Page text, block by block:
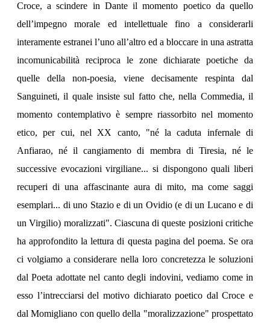
Croce, a scindere in Dante il momento poetico da quello
dell’impegno morale ed intellettuale fino a considerarli
interamente estranei l’uno all’altro ed a bloccare in una astratta
incomunicabilità reciproca le zone dichiarate poetiche da
quelle della non-poesia, viene decisamente respinta dal
Sanguineti, il quale insiste sul fatto che, nella Commedia, il
momento contemplativo è sempre riassorbito nel momento
etico, per cui, nel XX canto, "né la caduta infernale di
Anfiarao, né il cangiamento di membra di Tiresia, né le
successive evocazioni virgiliane... si dispongono quali liberi
recuperi di una affascinante aura di mito, ma come saggi
esemplari... di uno Stazio e di un Ovidio (e di un Lucano e di
un Virgilio) moralizzati". Ciascuna di queste posizioni critiche
ha approfondito la lettura di questa pagina del poema. Se ora
ci volgiamo a considerare nella loro concretezza le soluzioni
dal Poeta adottate nel canto degli indovini, vediamo come in
esso l’intrecciarsi del motivo dichiarato poetico dal Croce e
dal Momigliano con quello della "moralizzazione" prospettato